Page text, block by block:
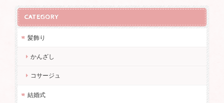
CATEGORY
髪飾り
かんざし
コサージュ
結婚式